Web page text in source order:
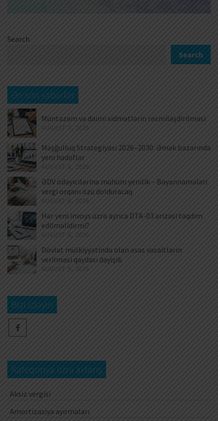
Search
Search
Ən son xəbərlər
Müntəzəm və daimi xidmətlərin rəsmiləşdirilməsi
AUGUST 7, 2026
Məşğulluq Strategiyası 2026–2030: Əmək bazarında
yeni hədəflər
AUGUST 6, 2026
ƏDV ödəyicilərinə mühüm yenilik – Bəyannamələri
vergi orqanı özü dolduracaq
AUGUST 6, 2026
Hər yeni invoys üzrə ayrıca DTA-03 ərizəsi təqdim
edilməlidirmi?
AUGUST 6, 2026
Dövlət mülkiyyətində olan əsas vəsaitlərin
verilməsi qaydası dəyişib
AUGUST 5, 2026
Bizi izləyin
Kateqoriya üzrə axtarış
Aksiz vergisi
Amortizasiya ayırmaları